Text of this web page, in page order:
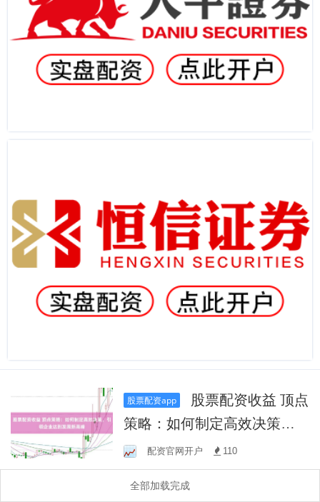
股票配资app
策略：如何制定高效决策，
引领企业达到发展新高峰
配资官网开户 110
全部加载完成